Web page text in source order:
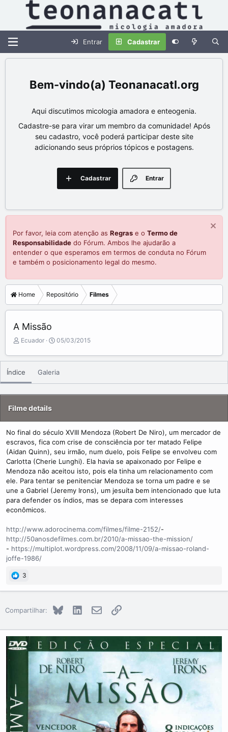
Entrar Cadastrar
Teonanacatl.org
Aqui discutimos micologia amadora e enteogenia.
Cadastre-se para virar um membro da comunidade! Após
seu cadastro, você poderá participar deste site
adicionando seus próprios tópicos e postagens.
Entrar
Cadastrar
Por favor, leia com atenção as Regras e o Termo de
Responsabilidade do Fórum. Ambos lhe ajudarão a
entender o que esperamos em termos de conduta no Fórum
e também o posicionamento legal do mesmo.
Home Repositório Filmes
A Missão
A
d
d
b
y
Ecuador
C
e
t
e
d
e
05/03/2015
Índice Galeria
Filme details
No final do século XVIII Mendoza (Robert De Niro), um mercador de
escravos, fica com crise de consciência por ter matado Felipe
(Aidan Quinn), seu irmão, num duelo, pois Felipe se envolveu com
Carlotta (Cherie Lunghi). Ela havia se apaixonado por Felipe e
Mendoza não aceitou isto, pois ela tinha um relacionamento com
ele. Para tentar se penitenciar Mendoza se torna um padre e se
une a Gabriel (Jeremy Irons), um jesuíta bem intencionado que luta
para defender os índios, mas se depara com interesses
econômicos.
http://www.adorocinema.com/filmes/filme-2152/-
http://50anosdefilmes.com.br/2010/a-missao-the-mission/
- https://multiplot.wordpress.com/2008/11/09/a-missao-roland-
joffe-1986/
3
Compartilhar: Bluesky LinkedInE-mailLink